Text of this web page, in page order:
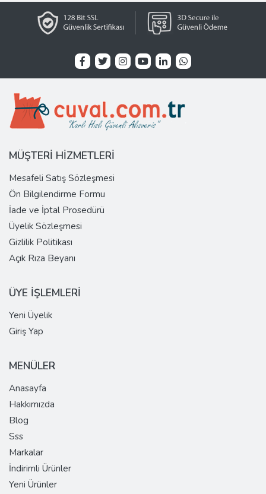
MÜŞTERİ HİZMETLERİ
Mesafeli Satış Sözleşmesi
Ön Bilgilendirme Formu
İade ve İptal Prosedürü
Üyelik Sözleşmesi
Gizlilik Politikası
Açık Rıza Beyanı
ÜYE İŞLEMLERİ
Yeni Üyelik
Giriş Yap
MENÜLER
Anasayfa
Hakkımızda
Blog
Sss
Markalar
İndirimli Ürünler
Yeni Ürünler